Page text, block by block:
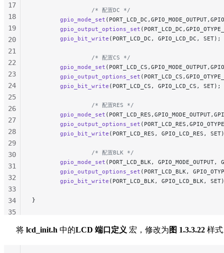
                 /* 配置DC */
        gpio_mode_set
        gpio_output_options_set
        gpio_bit_write
(PORT_LCD_DC, GPIO_LCD_DC, SET);
                 /* 配置CS */
        gpio_mode_set
        gpio_output_options_set
        gpio_bit_write
(PORT_LCD_CS, GPIO_LCD_CS, SET);
                 /* 配置RES */
        gpio_mode_set
        gpio_output_options_set
        gpio_bit_write
(PORT_LCD_RES, GPIO_LCD_RES,
                 /* 配置BLK */
        gpio_mode_set
(PORT_LCD_BLK,
        gpio_output_options_set
(PORT_LCD_BLK,
        gpio_bit_write
(PORT_LCD_BLK, GPIO_LCD_BLK,
}
17
18
19
20
21
22
23
24
25
26
27
28
29
30
31
32
33
34
35
将 lcd_init.h 中的LCD 端口定义 宏，修改为 图 1.3.3.22 样